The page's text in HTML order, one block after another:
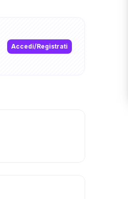
Accedi/Registrati